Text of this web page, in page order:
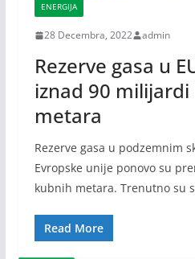
ENERGIJA
28 Decembra, 2022 admin
Rezerve gasa u
iznad 90
metara
Rezerve gasa u podzemnim
Evropske unije ponovo su
kubnih metara. Trenutno su
Read More